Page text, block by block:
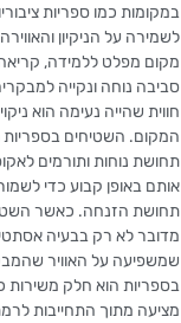
במקומות כמו ספריות
לשמירה על הניקיון
מקום מפלט ללמידה,
סביבה נוחה ונקייה
חווית שהייה נעימה הוא
המקום. השטיחים בספריות
תחושת נוחות ותורמים
אותם באופן קבוע כדי
תחושת הזנחה. כאשר
מדובר לא רק בבעיה
שמשפיעה על האוויר
בספריות הוא חלק משירות
מציעה מתוך התחייבות